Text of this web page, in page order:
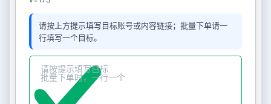
请按上方提示填写目标账号或内容链接；批量下单请一
行填写一个目标。